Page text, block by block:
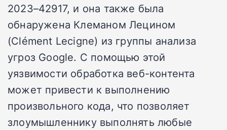
2023–42917, и она также была
обнаружена Клеманом Лецином
(Clément Lecigne) из группы анализа
угроз Google. С помощью этой
уязвимости обработка веб-контента
может привести к выполнению
произвольного кода, что позволяет
злоумышленнику выполнять любые